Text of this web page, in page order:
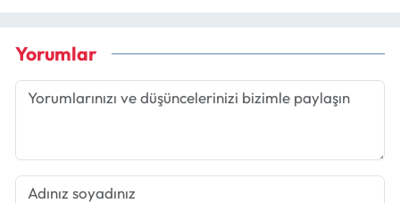
Yorumlar